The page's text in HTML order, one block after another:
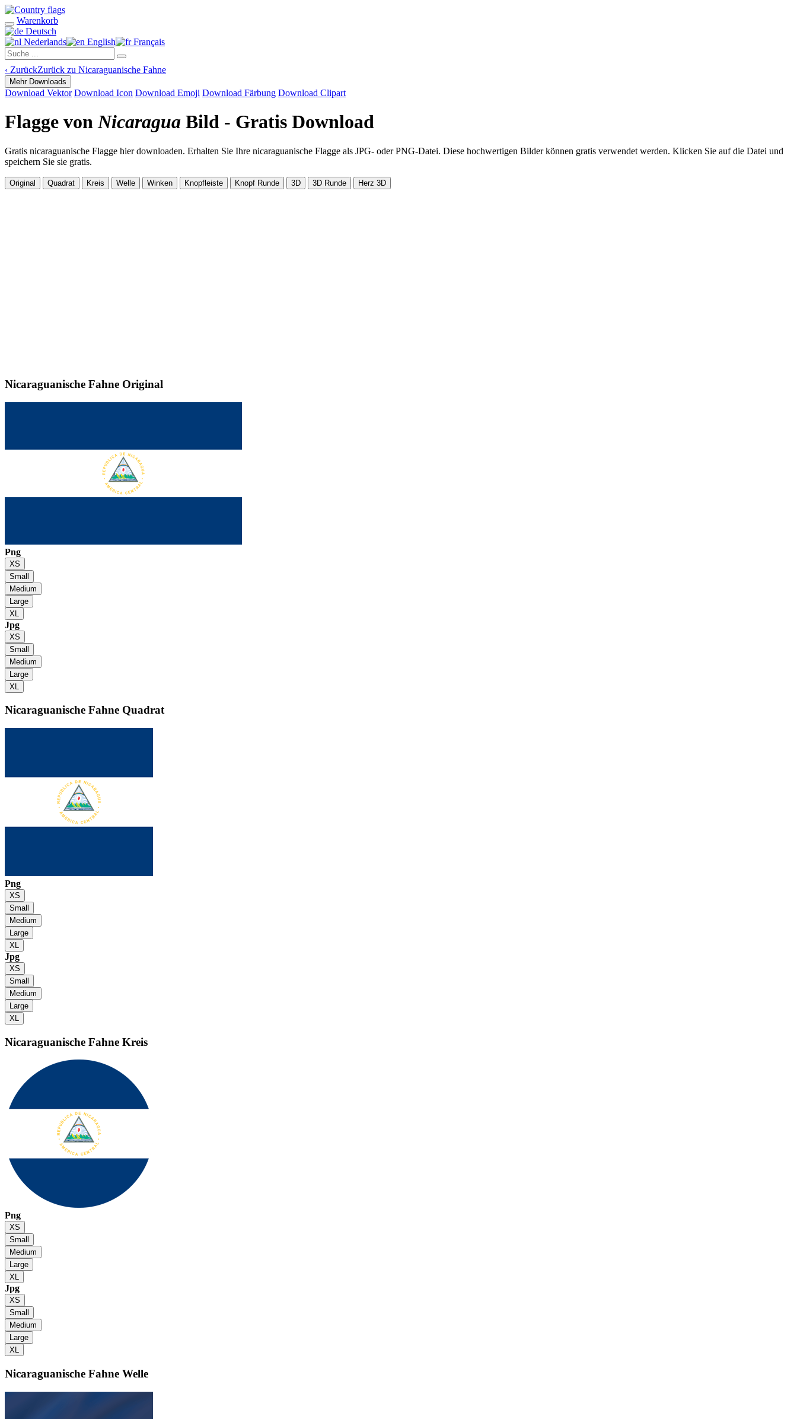
Warenkorb
Deutsch
Nederlands
English Français
‹ ZurückZurück zu Nicaraguanische Fahne
Mehr Downloads
Download Vektor Download Icon Download Emoji Download Färbung Download Clipart
Flagge vonNicaragua Bild - Gratis Download
Gratis nicaraguanische Flagge hier downloaden. Erhalten Sie Ihre nicaraguanische Flagge als JPG- oder PNG-Datei. Diese hochwertigen Bilder können gratis verwendet werden. Klicken Sie auf die Datei und
speichern Sie sie gratis.
Original Quadrat Kreis Welle Winken Knopfleiste Knopf Runde 3D 3D Runde Herz 3D
Nicaraguanische Fahne Original
Png
XS
Small
Medium
Large
XL
Jpg
XS
Small
Medium
Large
XL
Nicaraguanische Fahne Quadrat
Png
XS
Small
Medium
Large
XL
Jpg
XS
Small
Medium
Large
XL
Nicaraguanische Fahne Kreis
Png
XS
Small
Medium
Large
XL
Jpg
XS
Small
Medium
Large
XL
Nicaraguanische Fahne Welle